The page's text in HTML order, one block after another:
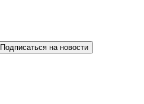
Подписаться на новости